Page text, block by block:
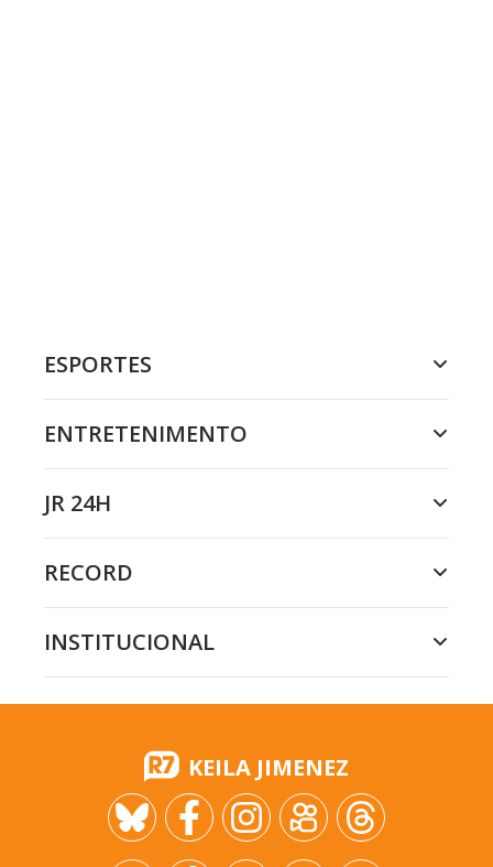
ESPORTES
ENTRETENIMENTO
JR 24H
RECORD
INSTITUCIONAL
KEILA JIMENEZ